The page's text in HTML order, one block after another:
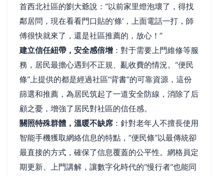
首西北社區的劉大爺說：“以前家里燈泡壞了，得找
鄰居問，現在看看門口貼的‘條’，上面電話一打，師
傅很快就來了，還是社區推薦的，放心！”
建立信任紐帶，安全感倍增 ：對于需要上門維修等服
務，居民最擔心遇到不正規、亂收費的情況。“便民
條”上提供的都是經過社區“背書”的可靠資源，這份
篩選和推薦，為居民筑起了一道安全防線，消除了后
顧之憂，增強了居民對社區的信任感。
關照特殊群體，溫暖不缺席 ：針對老年人不擅長使用
智能手機獲取網絡信息的特點，“便民條”以最傳統卻
最直接的方式，確保了信息覆蓋的公平性。網格員定
期更新、上門講解，讓數字化時代的“慢行者”也能同